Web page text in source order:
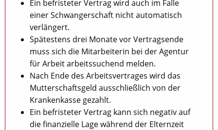
Ein befristeter Vertrag wird auch im Falle
einer Schwangerschaft nicht automatisch
verlängert.
Spätestens drei Monate vor Vertragsende
muss sich die Mitarbeiterin bei der Agentur
für Arbeit arbeitssuchend melden.
Nach Ende des Arbeitsvertrages wird das
Mutterschaftsgeld ausschließlich von der
Krankenkasse gezahlt.
Ein befristeter Vertrag kann sich negativ auf
die finanzielle Lage während der Elternzeit